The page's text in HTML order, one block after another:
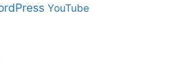
YouTube